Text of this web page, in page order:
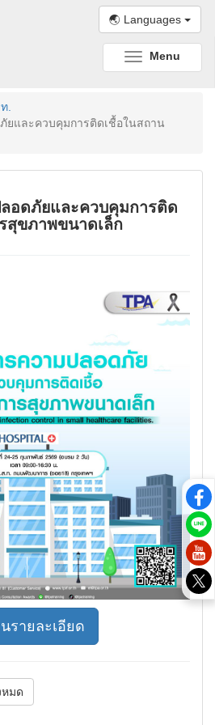
🌏 Languages
Toggle
navigation
Menu
.
ยและควบคุมการติดเชื้อในสถาน
อดภัยและควบคุมการติด
สุขภาพขนาดเล็ก
รายละเอียด
มด